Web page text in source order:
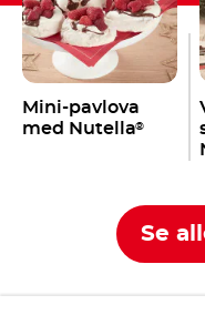
Mini-pavlova
med Nutella®
Se